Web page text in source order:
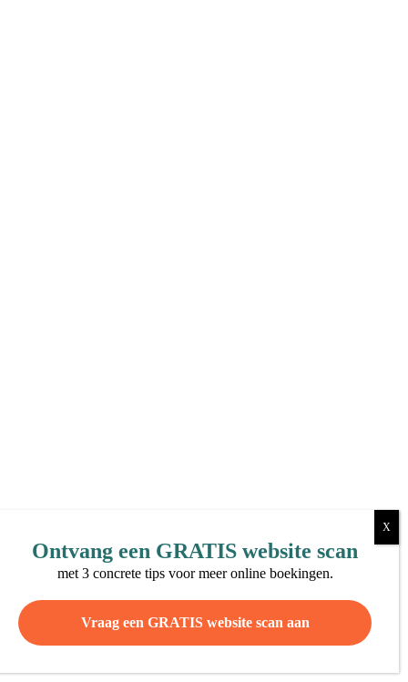
Ontvang een GRATIS website scan
met 3 concrete tips voor meer online boekingen.
Vraag een GRATIS website scan aan